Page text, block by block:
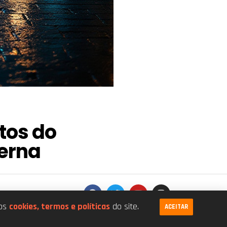
do
0001-68
cookies, termos e políticasdo site. ACEITAR